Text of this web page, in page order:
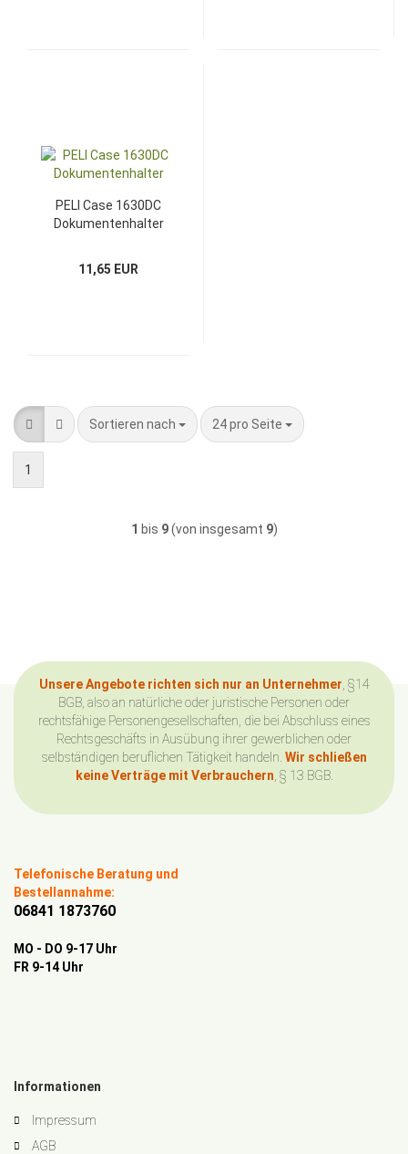
PELI Case 1630DC
Dokumentenhalter
11,65 EUR
Sortieren nach
Sortieren nach 24 pro Seite
pro Seite
1
1 bis 9(von insgesamt 9)
Unsere Angebote richten sich nur an Unternehmer , §14
BGB, also an natürliche oder juristische Personen oder
rechtsfähige Personengesellschaften, die bei Abschluss eines
Rechtsgeschäfts in Ausübung ihrer gewerblichen oder
selbständigen beruflichen Tätigkeit handeln. Wir schließen
keine Verträge mit Verbrauchern , § 13 BGB.
Telefonische Beratung und
Bestellannahme:
06841 1873760
MO - DO 9-17 Uhr
FR 9-14 Uhr
Informationen
Impressum
AGB